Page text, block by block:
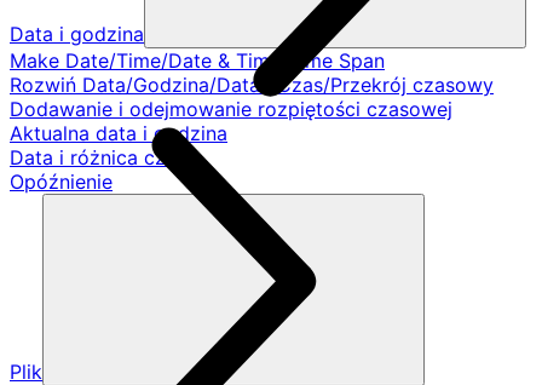
Data i godzina
Make Date/Time/Date & Time/Time Span
Rozwiń Data/Godzina/Data i Czas/Przekrój czasowy
Dodawanie i odejmowanie rozpiętości czasowej
Aktualna data i godzina
Data i różnica czasu
Opóźnienie
Plik